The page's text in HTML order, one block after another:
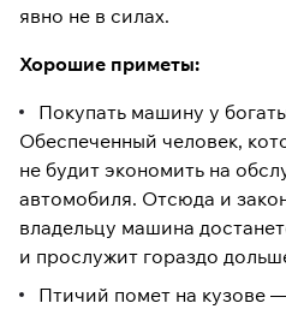
явно не в силах.
Хорошие приметы:
Покупать машину у
Обеспеченный человек,
не будит экономить на
автомобиля. Отсюда и
владельцу машина
и прослужит гораздо
Птичий помет на кузове